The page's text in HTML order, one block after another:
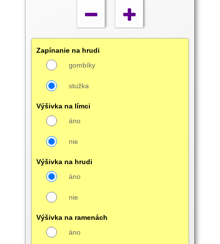
Zapínanie na hrudi
gombíky
stužka
Výšivka na límci
áno
nie
Výšivka na hrudi
áno
nie
Výšivka na ramenách
áno